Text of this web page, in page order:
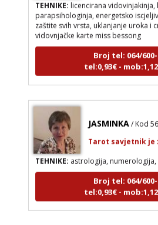
parapsihologinja, energetsko
zaštite svih vrsta, uklanjanje uroka i
vidovnjačke karte miss bessong
Broj tel: 064/600-
tel:0,93€ -
TEHNIKE:astrologija, numerologija,
Broj tel: 064/600-
tel:0,93€ -